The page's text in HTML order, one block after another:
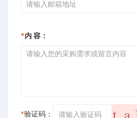
*内 容：
*验证码：